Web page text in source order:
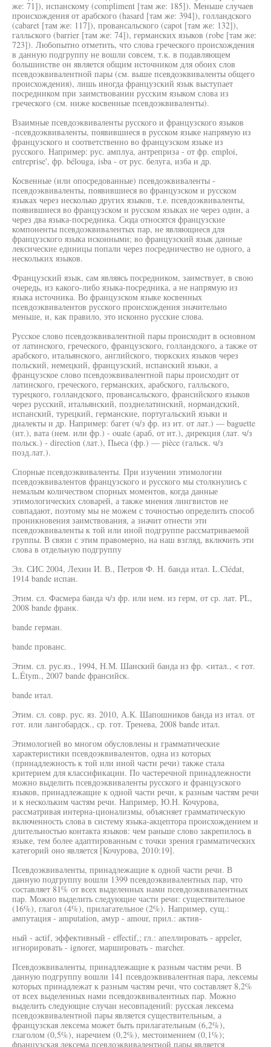
же: 71]), испанскому (compliment [там же: 185]). Меньше случаев
происхождения от арабского (hasard [там же: 394]), голландского
(cabaret [там же: 117]), провансальского (capot [там же: 132]),
галльского (barrier [там же: 74]), германских языков (robe [там же:
723]). Любопытно отметить, что слова греческого происхождения
в данную подгруппу не вошли совсем, т.к. в подавляющем
большинстве он является общим источником для обоих слов
псевдоэквивалентной пары (см. выше псевдоэквиваленты общего
происхождения), лишь иногда французский язык выступает
посредником при заимствовании русским языком слова из
греческого (см. ниже косвенные псевдоэквиваленты).
Взаимные псевдоэквиваленты русского и французского языков
-псевдоэквиваленты, появившиеся в русском языке напрямую из
французского и соответственно во французском языке из
русского. Например: рус. амплуа, антреприза - от фр. emploi,
entreprise', фр. bélouga, isba - от рус. белуга, изба и др.
Косвенные (или опосредованные) псевдоэквиваленты -
псевдоэквиваленты, появившиеся во французском и русском
языках через несколько других языков, т.е. псевдоэквиваленты,
появившиеся во французском и русском языках не через один, а
через два языка-посредника. Сюда относятся французские
компоненты псевдоэквивалентых пар, не являющиеся для
французского языка исконными; во французский язык данные
лексические единицы попали через посредничество не одного, а
нескольких языков.
Французский язык, сам являясь посредником, заимствует, в свою
очередь, из какого-либо языка-посредника, а не напрямую из
языка источника. Во французском языке косвенных
псевдоэквивалентов русского происхождения значительно
меньше, и, как правило, это исконно русские слова.
Русское слово псевдоэквивалентной пары происходит в основном
от латинского, греческого, французского, голландского, а также от
арабского, итальянского, английского, тюркских языков через
польский, немецкий, французский, испанский языки, а
французское слово псевдоэквивалентной пары происходит от
латинского, греческого, германских, арабского, галльского,
турецкого, голландского, провансальского, франсийского языков
через русский, итальянский, позднелатинский, нормандский,
испанский, турецкий, германские, португальский языки и
диалекты и др. Например: багет (ч/з фр. из ит. от лат.) — baguette
(ит.), вата (нем. или фр.) - ouate (араб, от ит.), дирекция (лат. ч/з
польск.) - direction (лат.), Пьеса (фр.) — pièce (гальск. ч/з
позд.лат.).
Спорные псевдоэквиваленты. При изучении этимологии
псевдоэквивалентов французского и русского мы столкнулись с
немалым количеством спорных моментов, когда данные
этимологических словарей, а также мнения лингвистов не
совпадают, поэтому мы не можем с точностью определить способ
проникновения заимствования, а значит отнести эти
псевдоэквиваленты к той или иной подгруппе рассматриваемой
группы. В связи с этим правомерно, на наш взгляд, включить эти
слова в отдельную подгруппу
Эл. СИС 2004, Лехин И. В., Петров Ф. Н. банда итал. L.Clédat,
1914 bande испан.
Этим. сл. Фасмера банда ч/з фр. или нем. из герм, от ср. лат. PL,
2008 bande франк.
bande герман.
bande прованс.
Этим. сл. рус.яз., 1994, Н.М. Шанский банда из фр. <итал., < гот.
L.Étym., 2007 bande франсийск.
bande итал.
Этим. сл. совр. рус. яз. 2010, А.К. Шапошников банда из итал. от
гот. или лангобардск., ср. гот. Тренева, 2008 bande итал.
Этимологией во многом обусловлены и грамматические
характеристики псевдоэквивалентов, одна из которых
(принадлежность к той или иной части речи) также стала
критерием для классификации. По частеречной принадлежности
можно выделить псевдоэквиваленты русского и французского
языков, принадлежащие к одной части речи, к разным частям речи
и к нескольким частям речи. Например, Ю.Н. Кочурова,
рассматривая интерна-ционализмы, объясняет грамматическую
включенность слова в систему языка-акцептора происхождением и
длительностью контакта языков: чем раньше слово закрепилось в
языке, тем более адаптированным с точки зрения грамматических
категорий оно является [Кочурова, 2010:19].
Псевдоэквиваленты, принадлежащие к одной части речи. В
данную подгруппу вошли 1399 псевдоэквивалентных пар, что
составляет 81% от всех выделенных нами псевдоэквивалентных
пар. Можно выделить следующие части речи: существительное
(16%), глагол (4%), прилагательное (2%). Например, сущ.:
ампутация - amputation, амур - amour, прил.: актив-
ный - actif, эффективный - effectif,; гл.: апеллировать - appeler,
игнорировать - ignorer, маршировать - marcher.
Псевдоэквиваленты, принадлежащие к разным частям речи. В
данную подгруппу вошли 141 псевдоэквивалентная пара, лексемы
которых принадлежат к разным частям речи, что составляет 8,2%
от всех выделенных нами псевдоэквивалентных пар. Можно
выделить следующие случаи несовпадений: русская лексема
псевдоэквивалентной пары является существительным, а
французская лексема может быть прилагательным (6,2%),
глаголом (0,5%), наречием (0,2%), местоимением (0,1%);
французская лексема псевдоэквивалентной пары является